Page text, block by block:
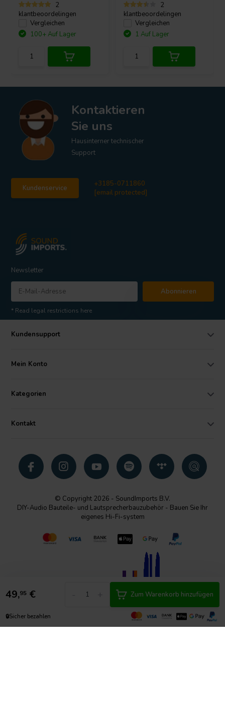
49,95 € Zum Warenkorb hinzufügen
🔒Sicher bezahlen
2
klantbeoordelingen
Vergleichen
100+ Auf Lager
2
klantbeoordelingen
Vergleichen
1 Auf Lager
Kontaktieren
Sie uns
Hausinterner technischer
Support
Kundenservice
+3185-0711860
[email protected]
Newsletter
Abonnieren
* Read legal restrictions here
Kundensupport
Mein Konto
Kategorien
Kontakt
© Copyright 2026 - SoundImports B.V.
DIY-Audio Bauteile- und Lautsprecherbauzubehör - Bauen Sie Ihr
eigenes Hi-Fi-system